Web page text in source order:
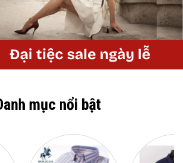
tiệc sale ngày lễ
mục nổi bật